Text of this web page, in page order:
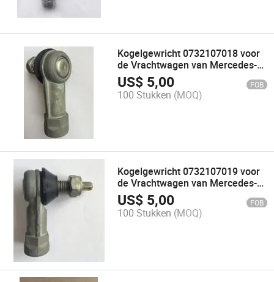
Kogelgewricht 0732107018 voor
de Vrachtwagen van Mercedes-
Benz
US$ 5,00 FOB
100 Stukken (MOQ)
Kogelgewricht 0732107019 voor
de Vrachtwagen van Mercedes-
Benz (AutoVervangstukken)
US$ 5,00 FOB
100 Stukken (MOQ)